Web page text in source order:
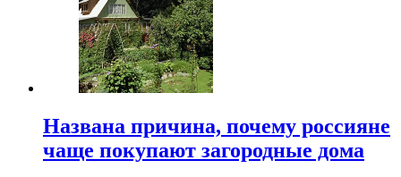
Названа причина, почему россияне
чаще покупают загородные дома